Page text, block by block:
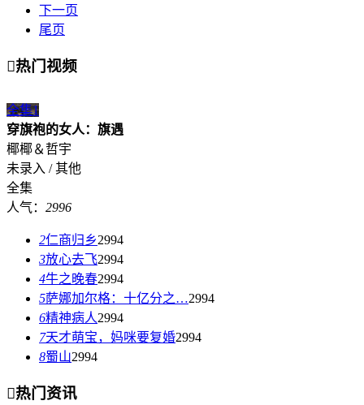
下一页
尾页
热门视频
全集1
穿旗袍的女人：旗遇
椰椰＆哲宇
未录入 / 其他
全集
人气： 2996
2仁商归乡2994
3放心去飞2994
4牛之晚春2994
5萨娜加尔格：十亿分之…2994
6精神病人2994
7天才萌宝，妈咪要复婚2994
8蜀山2994
热门资讯